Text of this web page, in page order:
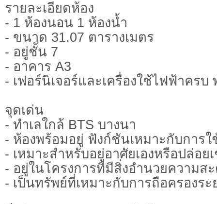
รายละเอียดห้อง
- 1 ห้องนอน 1 ห้องน้ำ
- ขนาด 31.07 ตารางเมตร
- อยู่ชั้น 7
- อาคาร A3
- เฟอร์นิเจอร์และเครื่องใช้ไฟฟ้าครบ
จุดเด่น
- ทำเลใกล้ BTS บางนา
- ห้องพร้อมอยู่ ฟังก์ชันเหมาะกับการใ
- เหมาะสำหรับอยู่อาศัยเองหรือปล่อย
- อยู่ในโครงการที่มีสิ่งอำนวยความส
- เป็นทรัพย์ที่เหมาะกับการถือครองระ